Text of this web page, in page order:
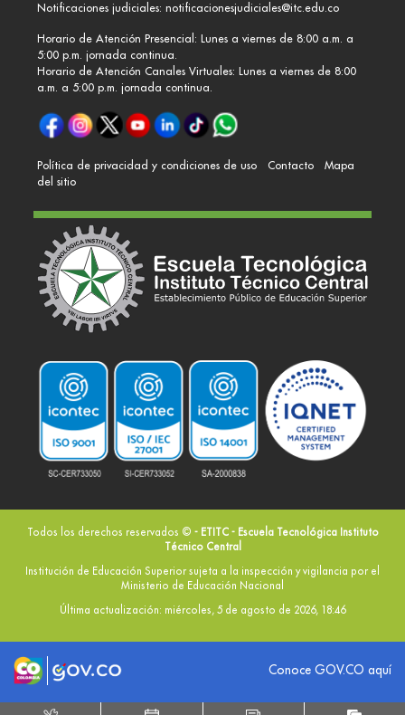
Notificaciones judiciales: notificacionesjudiciales@itc.edu.co
Horario de Atención Presencial: Lunes a viernes de 8:00 a.m. a
5:00 p.m. jornada continua.
Horario de Atención Canales Virtuales: Lunes a viernes de 8:00
a.m. a 5:00 p.m. jornada continua.
Política de privacidad y condiciones de uso Contacto
Mapa
del sitio
Todos los derechos reservados © - ETITC - Escuela Tecnológica Instituto
Técnico Central
Institución de Educación Superior sujeta a la inspección y vigilancia por el
Ministerio de Educación Nacional
Última actualización: miércoles, 5 de agosto de 2026, 18:46
Logo marca ColombiaLogo Gobierno de ColombiaConoce GOV.CO aquí